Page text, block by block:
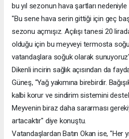
bu yıl sezonun hava şartları nedeniyle
"Bu sene hava serin gittiği için geç
sezonu açmışız. Açılışı tanesi 20
olduğu için bu meyveyi termosta
vatandaşlara soğuk olarak
Dikenli incirin sağlık açısından da
Güneş, "Yağ yakımına birebirdir.
kalbi korur ve sindirim sistemini
Meyvenin biraz daha sararması
artacaktır" diye konuştu.
Vatandaşlardan Batın Okan ise, "Her